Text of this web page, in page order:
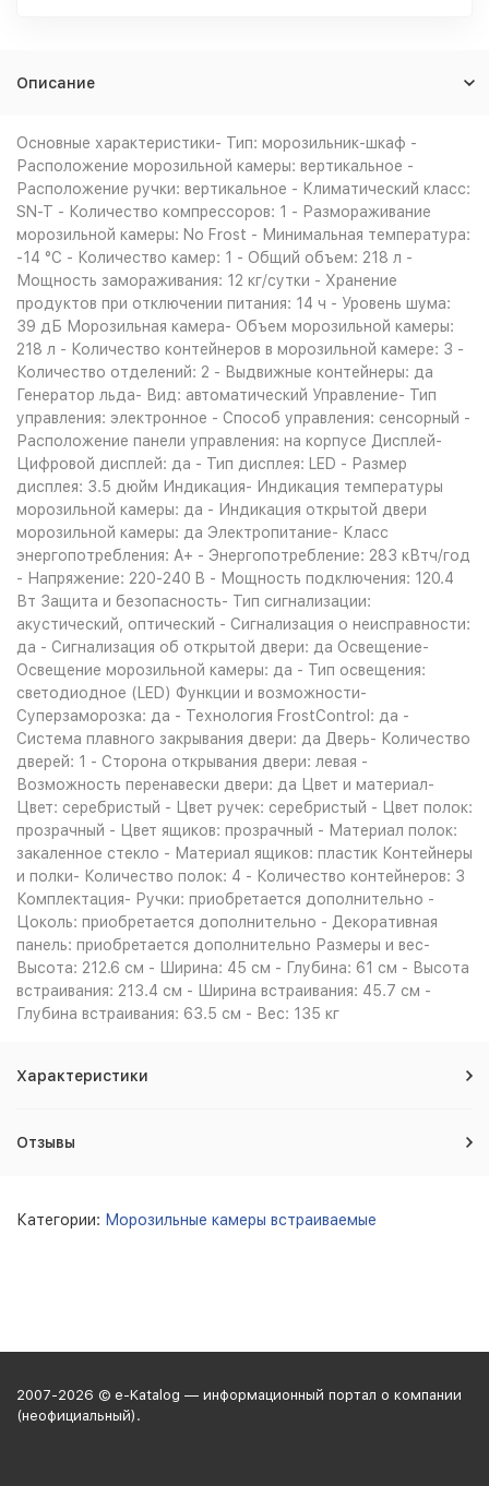
Описание
Основные характеристики- Тип: морозильник-шкаф -
Расположение морозильной камеры: вертикальное -
Расположение ручки: вертикальное - Климатический класс:
SN-T - Количество компрессоров: 1 - Размораживание
морозильной камеры: No Frost - Минимальная температура:
-14 °C - Количество камер: 1 - Общий объем: 218 л -
Мощность замораживания: 12 кг/сутки - Хранение
продуктов при отключении питания: 14 ч - Уровень шума:
39 дБ Морозильная камера- Объем морозильной камеры:
218 л - Количество контейнеров в морозильной камере: 3 -
Количество отделений: 2 - Выдвижные контейнеры: да
Генератор льда- Вид: автоматический Управление- Тип
управления: электронное - Способ управления: сенсорный -
Расположение панели управления: на корпусе Дисплей-
Цифровой дисплей: да - Тип дисплея: LED - Размер
дисплея: 3.5 дюйм Индикация- Индикация температуры
морозильной камеры: да - Индикация открытой двери
морозильной камеры: да Электропитание- Класс
энергопотребления: A+ - Энергопотребление: 283 кВтч/год
- Напряжение: 220-240 B - Мощность подключения: 120.4
Вт Защита и безопасность- Тип сигнализации:
акустический, оптический - Сигнализация о неисправности:
да - Сигнализация об открытой двери: да Освещение-
Освещение морозильной камеры: да - Тип освещения:
светодиодное (LED) Функции и возможности-
Суперзаморозка: да - Технология FrostControl: да -
Система плавного закрывания двери: да Дверь- Количество
дверей: 1 - Сторона открывания двери: левая -
Возможность перенавески двери: да Цвет и материал-
Цвет: серебристый - Цвет ручек: серебристый - Цвет полок:
прозрачный - Цвет ящиков: прозрачный - Материал полок:
закаленное стекло - Материал ящиков: пластик Контейнеры
и полки- Количество полок: 4 - Количество контейнеров: 3
Комплектация- Ручки: приобретается дополнительно -
Цоколь: приобретается дополнительно - Декоративная
панель: приобретается дополнительно Размеры и вес-
Высота: 212.6 см - Ширина: 45 см - Глубина: 61 см - Высота
встраивания: 213.4 см - Ширина встраивания: 45.7 см -
Глубина встраивания: 63.5 см - Вес: 135 кг
Характеристики
Отзывы
Категории: Морозильные камеры встраиваемые
2007-2026 © e-Katalog — информационный портал о компании
(неофициальный).